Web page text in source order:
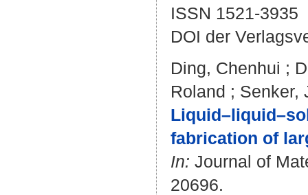
ISSN 1521-3935
DOI der
Ding, Chenhui ;
Roland ; Senker,
fabrication of
In: Journal of
20696.